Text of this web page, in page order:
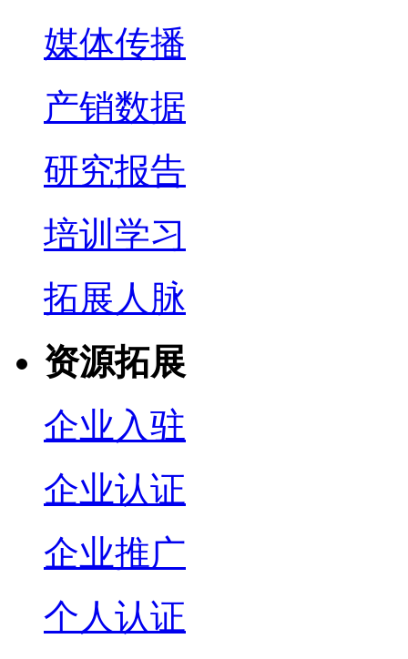
媒体传播
产销数据
研究报告
培训学习
拓展人脉
资源拓展
企业入驻
企业认证
企业推广
个人认证